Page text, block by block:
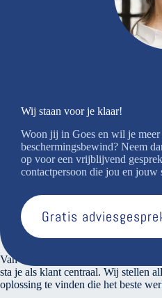
Wij staan voor je klaar!
Woon jij in Goes en wil je
beschermingsbewind? Neem
op voor een vrijblijvend
contactpersoon die jou en jouw
Gratis
Over ons
Van den Bosse voert verantwoord
sta je als klant centraal. Wij stellen
oplossing te vinden die het beste